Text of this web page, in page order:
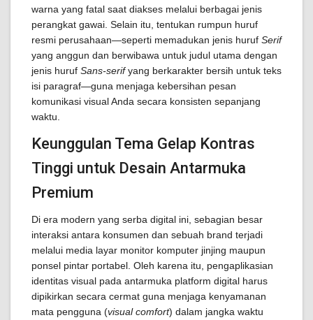
warna yang fatal saat diakses melalui berbagai jenis
perangkat gawai. Selain itu, tentukan rumpun huruf
resmi perusahaan—seperti memadukan jenis huruf Serif
yang anggun dan berwibawa untuk judul utama dengan
jenis huruf Sans-serifyang berkarakter bersih untuk teks
isi paragraf—guna menjaga kebersihan pesan
komunikasi visual Anda secara konsisten sepanjang
waktu.
Keunggulan Tema Gelap Kontras
Tinggi untuk Desain Antarmuka
Premium
Di era modern yang serba digital ini, sebagian besar
interaksi antara konsumen dan sebuah brand terjadi
melalui media layar monitor komputer jinjing maupun
ponsel pintar portabel. Oleh karena itu, pengaplikasian
identitas visual pada antarmuka platform digital harus
dipikirkan secara cermat guna menjaga kenyamanan
mata pengguna (visual comfort) dalam jangka waktu